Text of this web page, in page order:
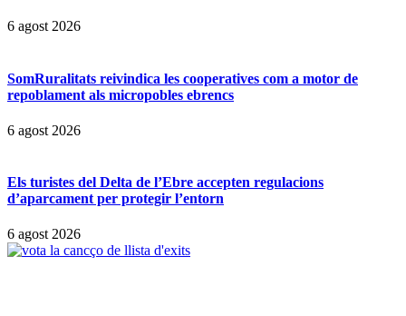
6 agost 2026
SomRuralitats reivindica les cooperatives com a motor de
repoblament als micropobles ebrencs
6 agost 2026
Els turistes del Delta de l’Ebre accepten regulacions
d’aparcament per protegir l’entorn
6 agost 2026